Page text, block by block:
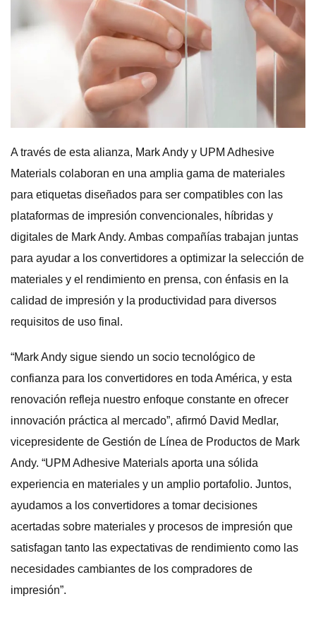
A través de esta alianza, Mark Andy y UPM Adhesive
Materials colaboran en una amplia gama de materiales
para etiquetas diseñados para ser compatibles con las
plataformas de impresión convencionales, híbridas y
digitales de Mark Andy. Ambas compañías trabajan juntas
para ayudar a los convertidores a optimizar la selección de
materiales y el rendimiento en prensa, con énfasis en la
calidad de impresión y la productividad para diversos
requisitos de uso final.
“Mark Andy sigue siendo un socio tecnológico de
confianza para los convertidores en toda América, y esta
renovación refleja nuestro enfoque constante en ofrecer
innovación práctica al mercado”, afirmó David Medlar,
vicepresidente de Gestión de Línea de Productos de Mark
Andy. “UPM Adhesive Materials aporta una sólida
experiencia en materiales y un amplio portafolio. Juntos,
ayudamos a los convertidores a tomar decisiones
acertadas sobre materiales y procesos de impresión que
satisfagan tanto las expectativas de rendimiento como las
necesidades cambiantes de los compradores de
impresión”.